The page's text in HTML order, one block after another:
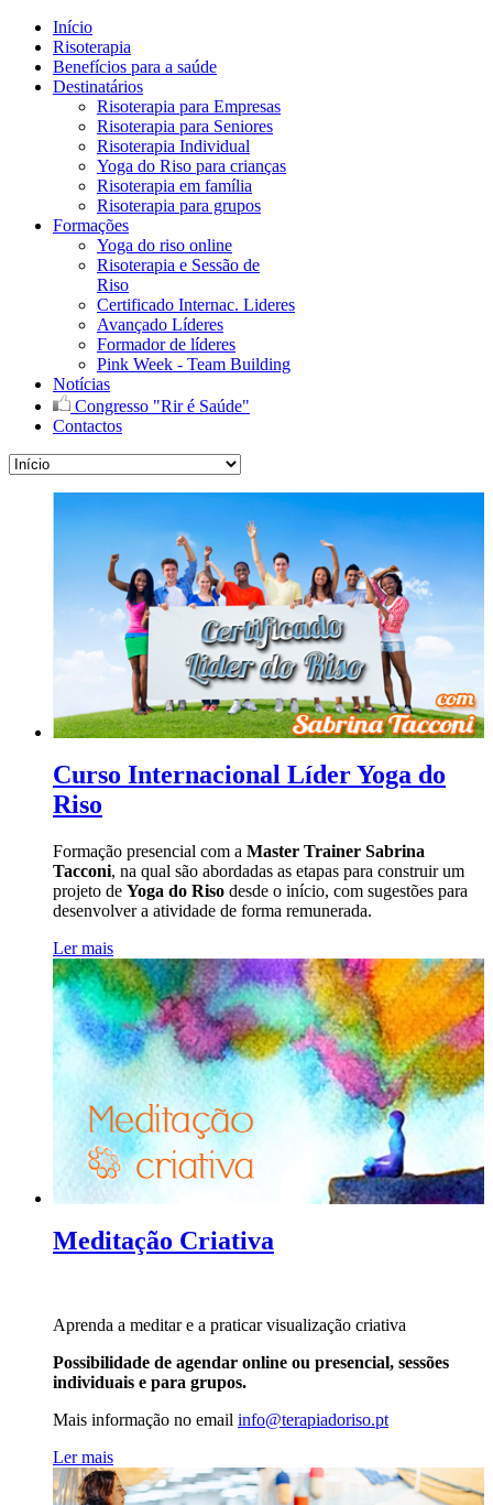
Início
Risoterapia
Benefícios para a saúde
Destinatários
Risoterapia para Empresas
Risoterapia para Seniores
Risoterapia Individual
Yoga do Riso para crianças
Risoterapia em família
Risoterapia para grupos
Formações
Yoga do riso online
Risoterapia e Sessão de
Riso
Certificado Internac. Lideres
Avançado Líderes
Formador de líderes
Pink Week - Team Building
Notícias
Congresso "Rir é Saúde"
Contactos
Curso Internacional Líder Yoga do
Riso
Formação presencial com a Master Trainer Sabrina
Tacconi, na qual são abordadas as etapas para construir um
projeto de Yoga do Riso desde o início, com sugestões para
desenvolver a atividade de forma remunerada.
Ler mais
Meditação Criativa
Aprenda a meditar e a praticar visualização criativa
Possibilidade de agendar online ou presencial, sessões
individuais e para grupos.
Mais informação no email info@terapiadoriso.pt
Ler mais